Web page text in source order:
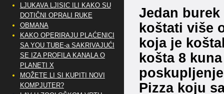
Jedan
koštati više
koja je
košta 8
Pizza koju
LJUKAVA LJISIC ILI KAKO SU
DOTIČNI OPRALI RUKE
OBMANA
KAKO OPERIRAJU PLAĆENICI
SA YOU TUBE-a SAKRIVAJUĆI
SE IZA PROFILA KANALA O
PLANETI X
MOŽETE LI SI KUPITI NOVI
KOMPJUTER?